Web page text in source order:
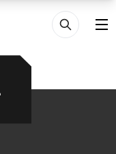
رفتن به محتوای اصلی
منو